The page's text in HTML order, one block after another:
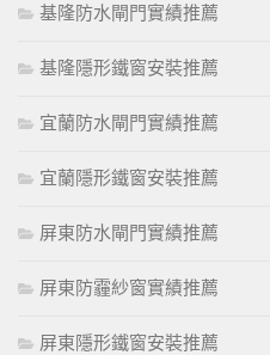
基隆防水閘門實績推薦
基隆隱形鐵窗安裝推薦
宜蘭防水閘門實績推薦
宜蘭隱形鐵窗安裝推薦
屏東防水閘門實績推薦
屏東防霾紗窗實績推薦
屏東隱形鐵窗安裝推薦